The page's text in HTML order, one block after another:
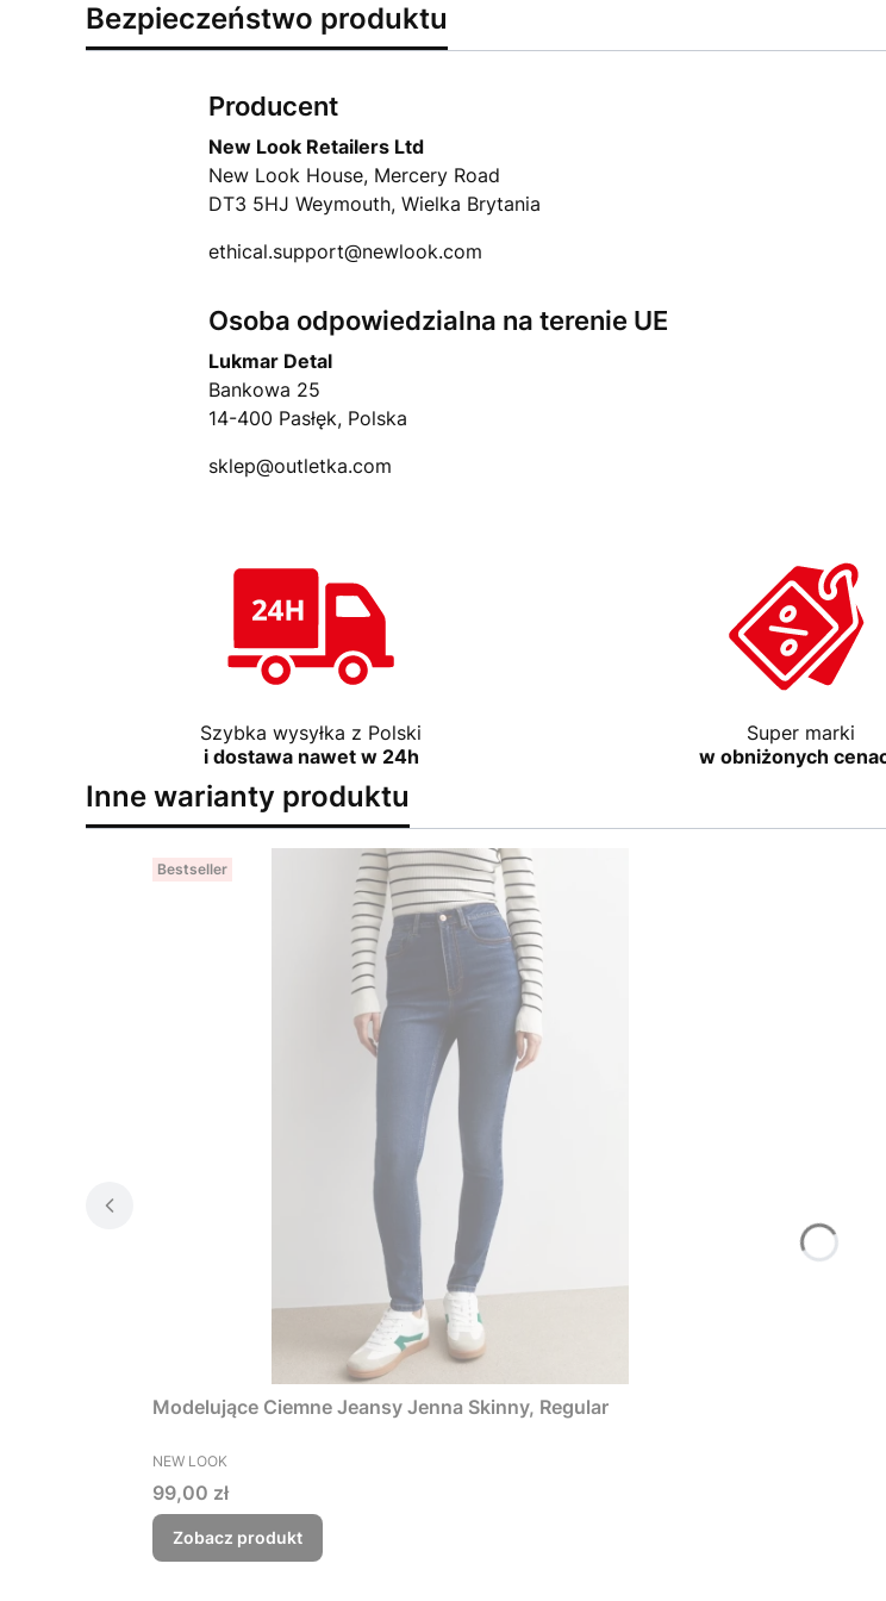
Bezpieczeństwo produktu
Producent
New Look Retailers Ltd
New Look House, Mercery Road
DT3 5HJ Weymouth, Wielka Brytania
ethical.support@newlook.com
Osoba odpowiedzialna na terenie UE
Lukmar Detal
Bankowa 25
14-400 Pasłęk, Polska
sklep@outletka.com
Szybka wysyłka z Polski
i dostawa nawet w 24h
Super marki
w obniżonych
Inne warianty produktu
Bestseller
Modelujące Ciemne Jeansy Jenna Skinny, Regular
PRODUCENT
NEW LOOK
Cena
99,00 zł
Zobacz produkt